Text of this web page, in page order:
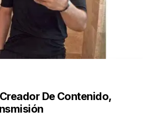
De Contenido,